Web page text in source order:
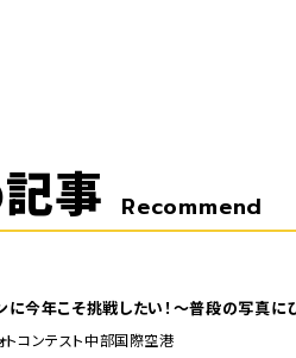
事 Recommend
に今年こそ挑戦したい！～普段の写真に
トコンテスト中部国際空港